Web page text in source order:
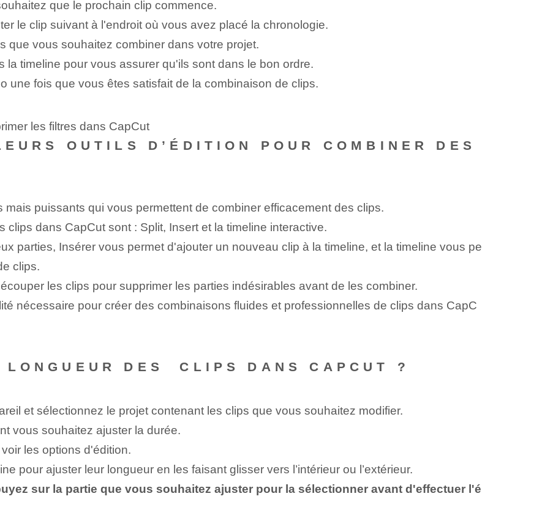
que le prochain clip commence.
le clip suivant à l'endroit où vous avez placé la chronologie.
que vous souhaitez combiner dans votre projet.
⁢timeline‍ pour vous assurer⁤ qu'ils sont dans le bon ordre.
une fois que vous êtes satisfait de la combinaison de clips.
les filtres dans CapCut
OUTILS D’ÉDITION POUR COMBINER DES
puissants qui vous permettent de combiner efficacement des clips.
dans CapCut sont : Split, Insert et la timeline interactive.
parties, ⁣Insérer⁢ vous permet d'⁢ajouter ⁤un nouveau ⁣clip‍ à la‌ timeline, et la timeline⁢ vous pe
clips.
les clips pour supprimer les parties indésirables avant de les combiner.
nécessaire pour créer des combinaisons fluides et professionnelles de clips dans CapC
DES ‌ CLIPS‌ DANS CAPCUT ?
et sélectionnez le projet contenant les clips que vous souhaitez modifier.
vous souhaitez ajuster la durée.
les options d'édition.
pour ajuster leur longueur en les faisant glisser vers l’intérieur ou l’extérieur.
sur la partie que vous souhaitez ajuster pour la sélectionner avant d'effectuer l'é